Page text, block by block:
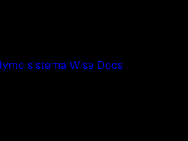
sistema Wise Docs